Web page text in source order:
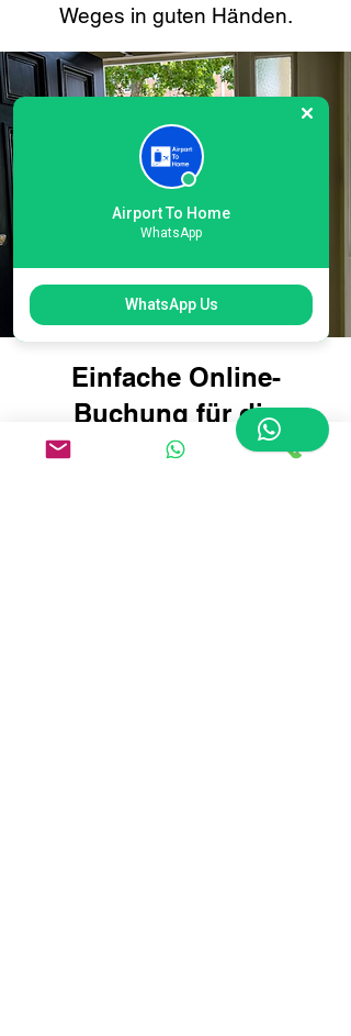
Weges in guten Händen.
Einfache Online-
Buchung für die
Gepäcklieferung am
Airport To Home
WhatsApp
WhatsApp Us